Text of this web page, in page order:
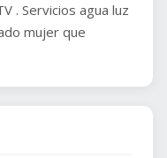
. Servicios agua luz
mujer que